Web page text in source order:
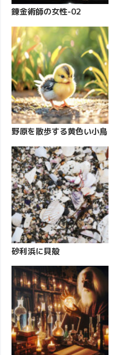
錬金術師の女性-02
野原を散歩する黄色い小鳥
砂利浜に貝殻